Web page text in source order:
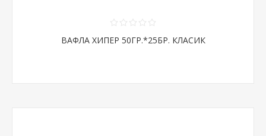
ВАФЛА ХИПЕР 50ГР.*25БР. КЛАСИК